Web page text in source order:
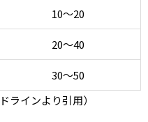
10～20
20～40
30～50
ラインより引用）